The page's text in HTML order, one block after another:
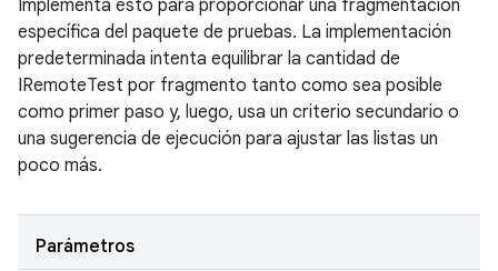
Implementa esto para proporcionar una fragmentación
específica del paquete de pruebas. La implementación
predeterminada intenta equilibrar la cantidad de
IRemoteTest por fragmento tanto como sea posible
como primer paso y, luego, usa un criterio secundario o
una sugerencia de ejecución para ajustar las listas un
poco más.
Parámetros